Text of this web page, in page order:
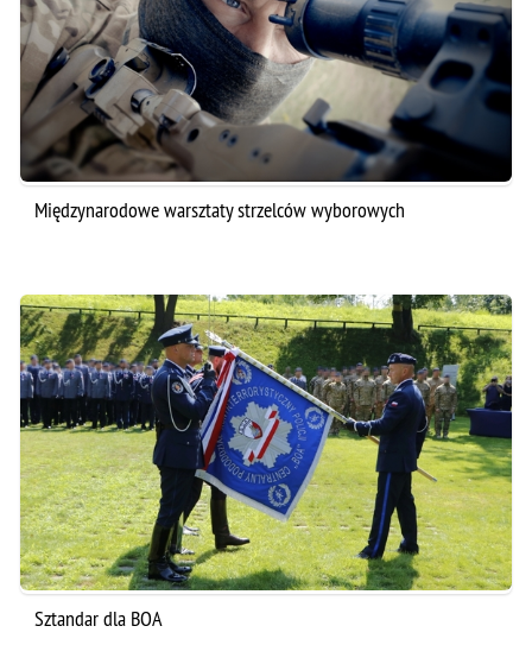
Międzynarodowe warsztaty strzelców wyborowych
Sztandar dla BOA